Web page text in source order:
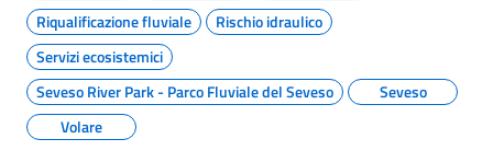
Riqualificazione fluviale
Rischio idraulico
Servizi ecosistemici
Seveso River Park - Parco Fluviale del Seveso
Seveso
Volare